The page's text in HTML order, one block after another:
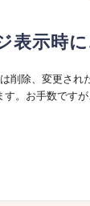
表示時
削除、変更さ
。お手数です